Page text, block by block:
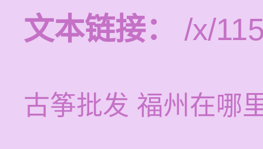
文本链接：
/x/
古筝批发 福州在哪